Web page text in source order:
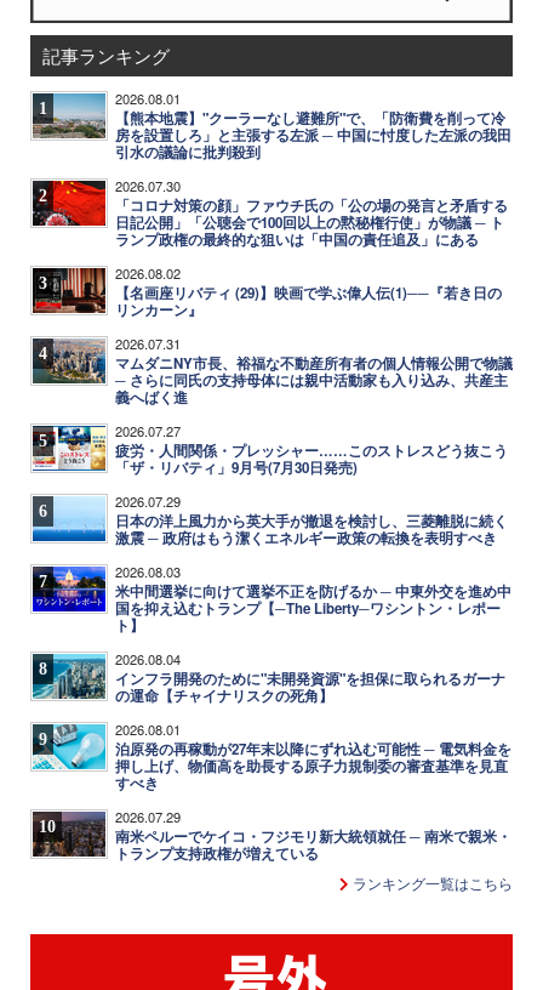
記事ランキング
1 2026.08.01
【熊本地震】"クーラーなし避難所"で、「防衛費を削って冷
房を設置しろ」と主張する左派 ─ 中国に忖度した左派の我田
引水の議論に批判殺到
2 2026.07.30
「コロナ対策の顔」ファウチ氏の「公の場の発言と矛盾する
日記公開」「公聴会で100回以上の黙秘権行使」が物議 ─ ト
ランプ政権の最終的な狙いは「中国の責任追及」にある
3 2026.08.02
【名画座リバティ (29)】映画で学ぶ偉人伝(1)──『若き日の
リンカーン』
4 2026.07.31
マムダニNY市長、裕福な不動産所有者の個人情報公開で物議
─ さらに同氏の支持母体には親中活動家も入り込み、共産主
義へばく進
5 2026.07.27
疲労・人間関係・プレッシャー……このストレスどう抜こう
「ザ・リバティ」9月号(7月30日発売)
6 2026.07.29
日本の洋上風力から英大手が撤退を検討し、三菱離脱に続く
激震 ─ 政府はもう潔くエネルギー政策の転換を表明すべき
7 2026.08.03
米中間選挙に向けて選挙不正を防げるか ─ 中東外交を進め中
国を抑え込むトランプ【─The Liberty─ワシントン・レポー
ト】
8 2026.08.04
インフラ開発のために"未開発資源"を担保に取られるガーナ
の運命【チャイナリスクの死角】
9 2026.08.01
泊原発の再稼動が27年末以降にずれ込む可能性 ─ 電気料金を
押し上げ、物価高を助長する原子力規制委の審査基準を見直
すべき
10 2026.07.29
南米ペルーでケイコ・フジモリ新大統領就任 ─ 南米で親米・
トランプ支持政権が増えている
ランキング一覧はこちら